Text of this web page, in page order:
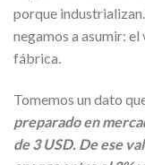
porque
negamos a asumir:
fábrica.
Tomemos un dato
preparado en
de 3 USD. De ese